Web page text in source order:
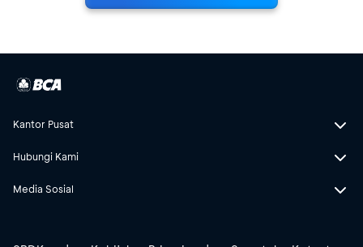
Kantor Pusat
Hubungi Kami
Media Sosial